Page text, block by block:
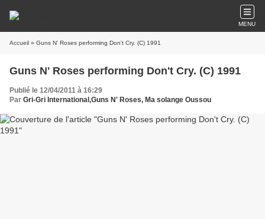
MENU
Accueil » Guns N' Roses performing Don't Cry. (C) 1991
Guns N' Roses performing Don't Cry. (C) 1991
Publié le 12/04/2011 à 16:29
Par Gri-Gri International,Guns N' Roses, Ma solange Oussou